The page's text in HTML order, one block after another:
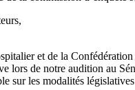
et de la
lors de notre audition au
sur les modalités